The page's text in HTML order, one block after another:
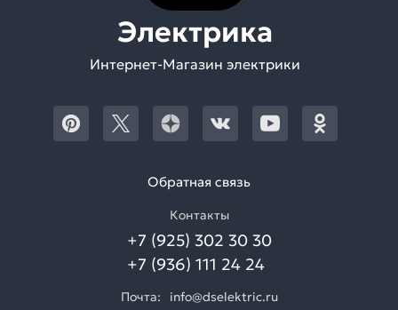
Электрика
Интернет-Магазин электрики
Обратная связь
Контакты
+7 (925) 302 30 30
+7 (936) 111 24 24
Почта:
info@dselektric.ru